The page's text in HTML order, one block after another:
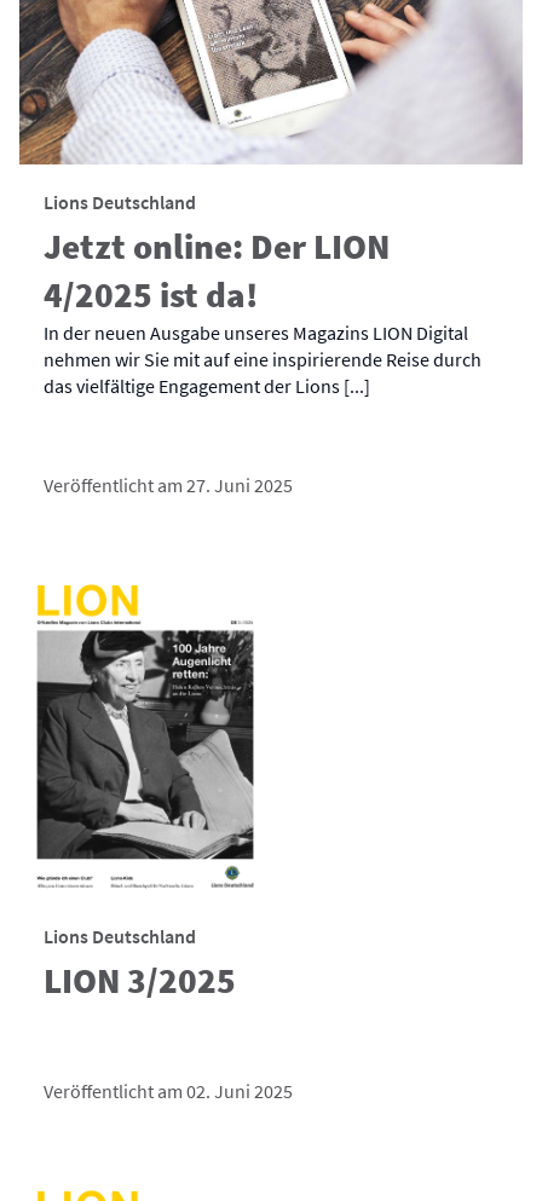
Lions Deutschland
Jetzt online: Der LION
4/2025 ist da!
In der neuen Ausgabe unseres Magazins LION Digital
nehmen wir Sie mit auf eine inspirierende Reise durch
das vielfältige Engagement der Lions [...]
Veröffentlicht am 27. Juni 2025
Lions Deutschland
LION 3/2025
Veröffentlicht am 02. Juni 2025